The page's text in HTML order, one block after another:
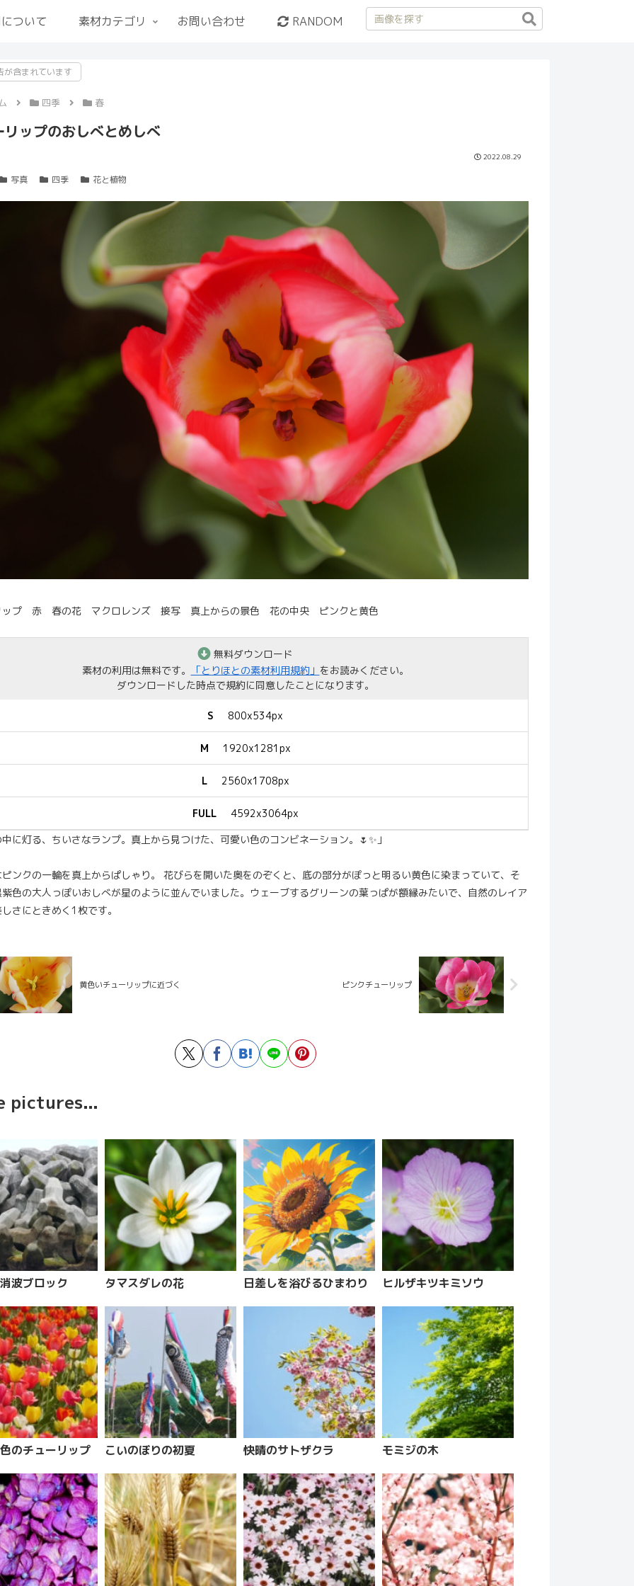
ついて 素材カテゴリ お問い合わせ RANDOM
が含まれています
四季 春
リップのおしべとめしべ
2022.08.29
写真 四季 花と植物
ップ 赤 春の花 マクロレンズ 接写 真上からの景色 花の中央 ピンクと黄色
無料ダウンロード
素材の利用は無料です。
「とりほとの素材利用規約」 をお読みください。
ダウンロードした時点で規約に同意したことになります。
S 800x534px
M 1920x1281px
L 2560x1708px
FULL
4592x3064px
に灯る、ちいさなランプ。真上から見つけた、可愛い色のコンビネーション。🌷✨」
ンクの一輪を真上からぱしゃり。 花びらを開いた奥をのぞくと、底の部分がぽっと明るい黄色に染まっていて、そ
色の大人っぽいおしべが星のように並んでいました。ウェーブするグリーンの葉っぱが額縁みたいで、自然のレイア
さにときめく1枚です。
黄色いチューリップに近づく ピンクチューリップ
pictures...
波ブロック タマスダレの花 日差しを浴びるひまわり ヒルザキツキミソウ
のチューリップ こいのぼりの初夏 快晴のサトザクラ モミジの木